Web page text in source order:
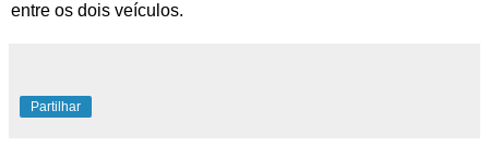
entre os dois veículos.
Partilhar